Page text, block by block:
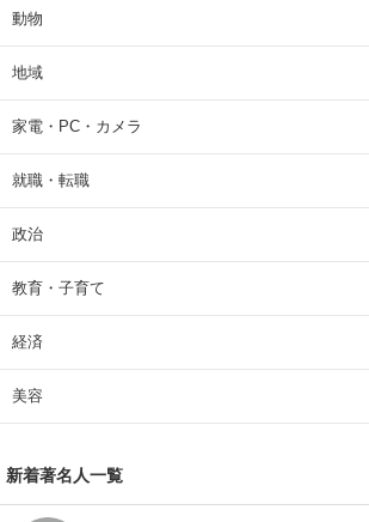
動物
地域
家電・PC・カメラ
就職・転職
政治
教育・子育て
経済
美容
新着著名人一覧